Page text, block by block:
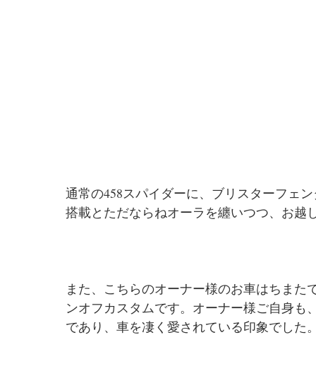
通常の458スパイダーに、ブリスターフェ
搭載とただならねオーラを纏いつつ、お越
また、こちらのオーナー様のお車はちま
ンオフカスタムです。オーナー様ご自身
であり、車を凄く愛されている印象でした